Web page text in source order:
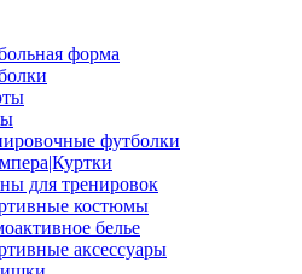
форма
футболки
для тренировок
костюмы
белье
аксессуары